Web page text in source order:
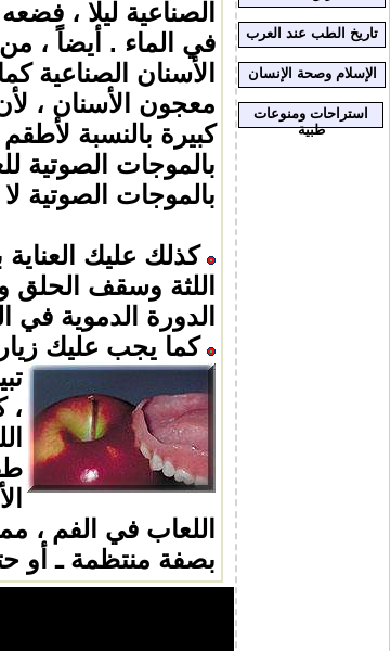
الصناعية ليلا ،
في الماء . أيضاً ،
الأسنان
معجون الأسنان ،
كبيرة بالنسبة
بالموجات الصوتية
بالموجات الصوتية
كذلك عليك
اللثة وسقف الحلق
الدورة الدموية في
كما يجب عليك
،
اللعاب في الفم ،
بصفة منتظمة ـ أو
تاريخ الطب عند العرب
الإسلام وصحة الإنسان
استراحات ومنوعات
طبية